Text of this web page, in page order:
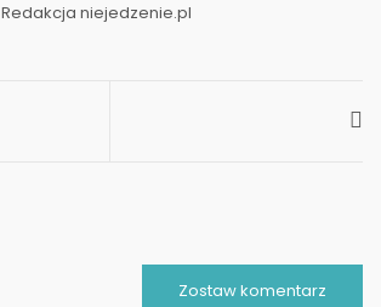
Redakcja niejedzenie.pl
Zostaw komentarz